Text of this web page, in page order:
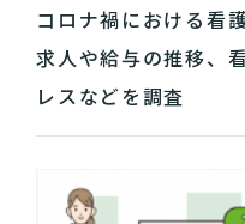
コロナ禍における看
求人や給与の推移、
レスなどを調査